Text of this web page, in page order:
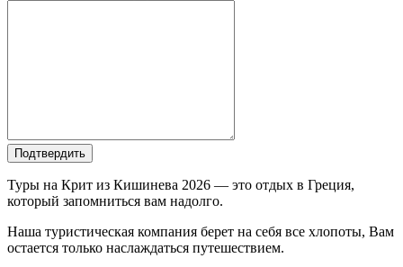
Подтвердить
Туры на Крит из Кишинева 2026 — это отдых в Греция,
который запомниться вам надолго.
Наша туристическая компания берет на себя все хлопоты, Вам
остается только наслаждаться путешествием.